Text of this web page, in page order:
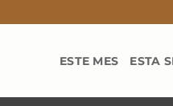
ESTE MES ESTA